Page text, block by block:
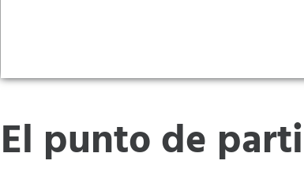
El punto de